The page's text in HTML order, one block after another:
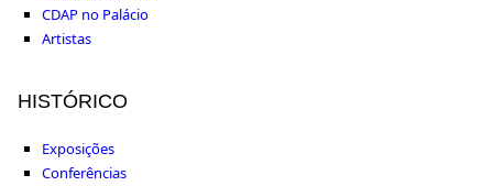
CDAP no Palácio
Artistas
HISTÓRICO
Exposições
Conferências